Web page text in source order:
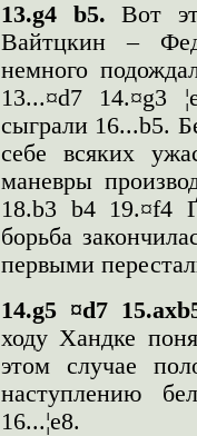
13.g4 b5.Вот
Вайтцкин –
немного
13...¤d7 14.¤g3
сыграли 16...b5.
себе всяких
маневры
18.b3 b4 19.¤f4
борьба
первыми
14.g5 ¤d7
ходу Хандке
этом случае
наступлению
16...¦e8.